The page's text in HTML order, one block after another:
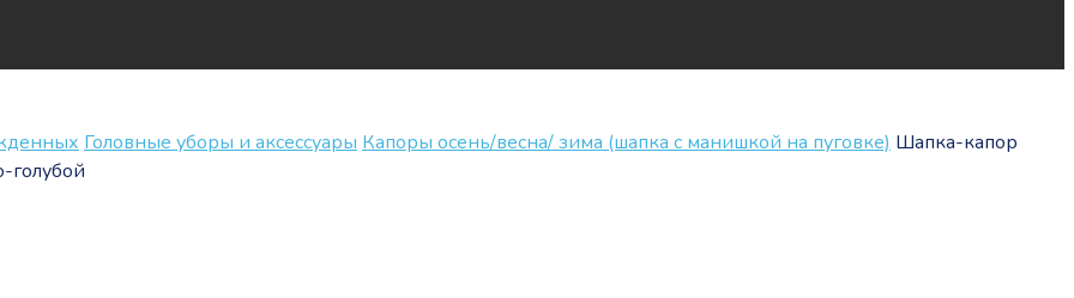
Головные уборы и аксессуары Капоры осень/весна/ зима (шапка с манишкой на пуговке) Шапка-капор
голубой